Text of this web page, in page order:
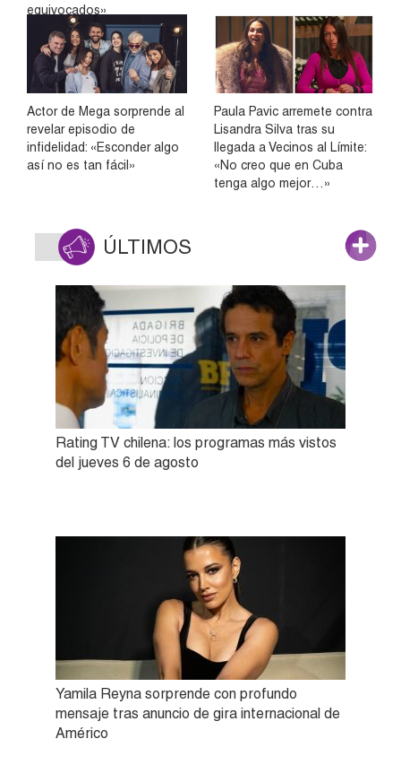
equivocados»
Actor de Mega sorprende al
revelar episodio de
infidelidad: «Esconder algo
así no es tan fácil»
Paula Pavic arremete contra
Lisandra Silva tras su
llegada a Vecinos al Límite:
«No creo que en Cuba
tenga algo mejor…»
ÚLTIMOS
Rating TV chilena: los programas más vistos
del jueves 6 de agosto
Yamila Reyna sorprende con profundo
mensaje tras anuncio de gira internacional de
Américo